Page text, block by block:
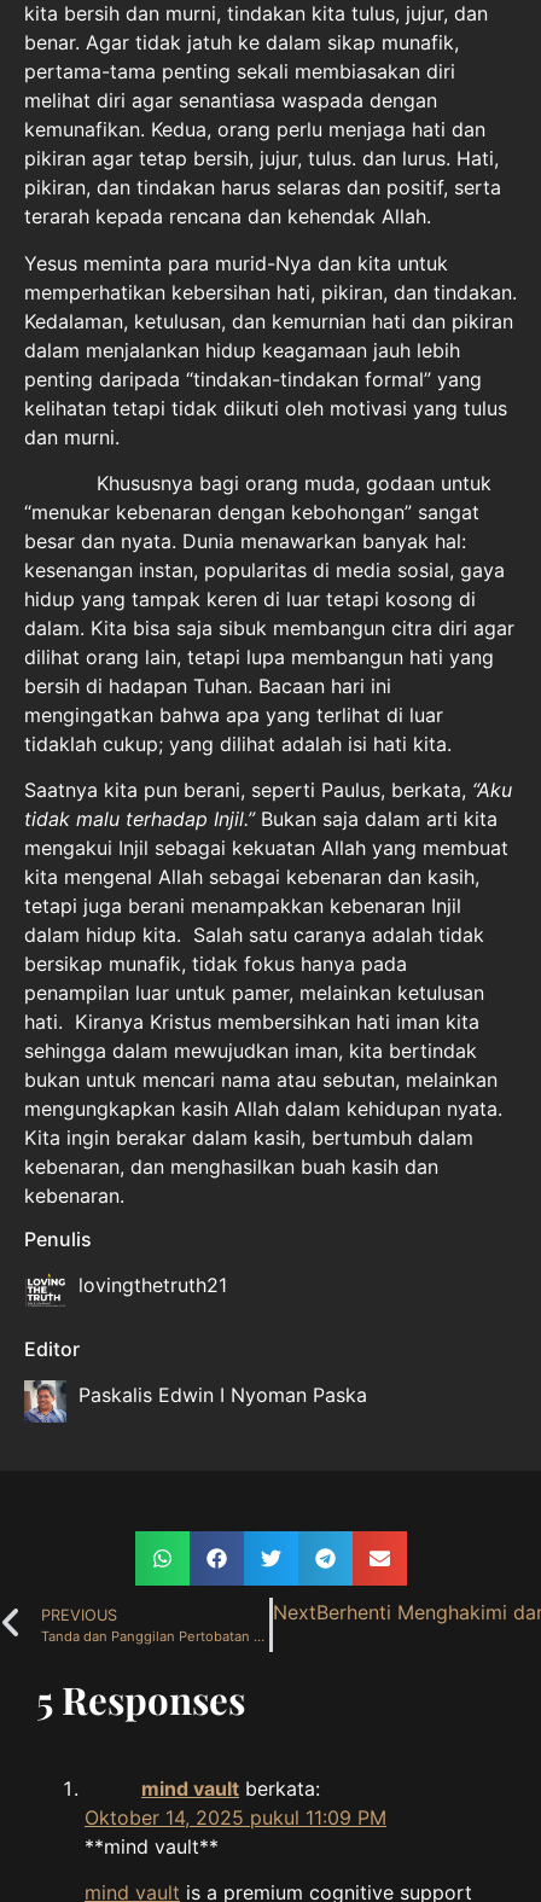
kita bersih dan murni, tindakan kita tulus, jujur, dan
benar. Agar tidak jatuh ke dalam sikap munafik,
pertama-tama penting sekali membiasakan diri
melihat diri agar senantiasa waspada dengan
kemunafikan. Kedua, orang perlu menjaga hati dan
pikiran agar tetap bersih, jujur, tulus. dan lurus. Hati,
pikiran, dan tindakan harus selaras dan positif, serta
terarah kepada rencana dan kehendak Allah.
Yesus meminta para murid-Nya dan kita untuk
memperhatikan kebersihan hati, pikiran, dan tindakan.
Kedalaman, ketulusan, dan kemurnian hati dan pikiran
dalam menjalankan hidup keagamaan jauh lebih
penting daripada “tindakan-tindakan formal” yang
kelihatan tetapi tidak diikuti oleh motivasi yang tulus
dan murni.
Khususnya bagi orang muda, godaan untuk
“menukar kebenaran dengan kebohongan” sangat
besar dan nyata. Dunia menawarkan banyak hal:
kesenangan instan, popularitas di media sosial, gaya
hidup yang tampak keren di luar tetapi kosong di
dalam. Kita bisa saja sibuk membangun citra diri agar
dilihat orang lain, tetapi lupa membangun hati yang
bersih di hadapan Tuhan. Bacaan hari ini
mengingatkan bahwa apa yang terlihat di luar
tidaklah cukup; yang dilihat adalah isi hati kita.
Saatnya kita pun berani, seperti Paulus, berkata, “Aku
tidak malu terhadap Injil.”Bukan saja dalam arti kita
mengakui Injil sebagai kekuatan Allah yang membuat
kita mengenal Allah sebagai kebenaran dan kasih,
tetapi juga berani menampakkan kebenaran Injil
dalam hidup kita. Salah satu caranya adalah tidak
bersikap munafik, tidak fokus hanya pada
penampilan luar untuk pamer, melainkan ketulusan
hati. Kiranya Kristus membersihkan hati iman kita
sehingga dalam mewujudkan iman, kita bertindak
bukan untuk mencari nama atau sebutan, melainkan
mengungkapkan kasih Allah dalam kehidupan nyata.
Kita ingin berakar dalam kasih, bertumbuh dalam
kebenaran, dan menghasilkan buah kasih dan
kebenaran.
Penulis
lovingthetruth21
Editor
Paskalis Edwin I Nyoman Paska
PREVIOUS
Tanda dan Panggilan Pertobatan ( 13 Oktober 2025 )
NextBerhenti Menghakimi
5 Responses
mind vault berkata:
Oktober 14, 2025 pukul 11:09 PM
**mind vault**
mind vault is a premium cognitive support